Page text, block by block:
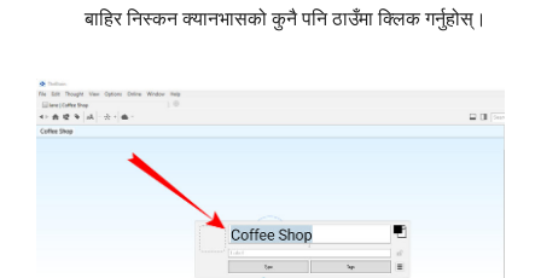
बाहिर निस्कन क्यानभासको कुनै पनि ठाउँमा क्लिक गर्नुहोस्।